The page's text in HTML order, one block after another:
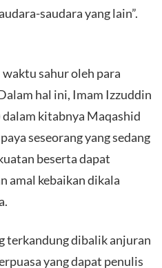
saudara yang lain”.
sahur oleh para
hal ini, Imam Izzuddin
kitabnya Maqashid
seseorang yang sedang
beserta dapat
amal kebaikan dikala
terkandung dibalik anjuran
yang dapat penulis